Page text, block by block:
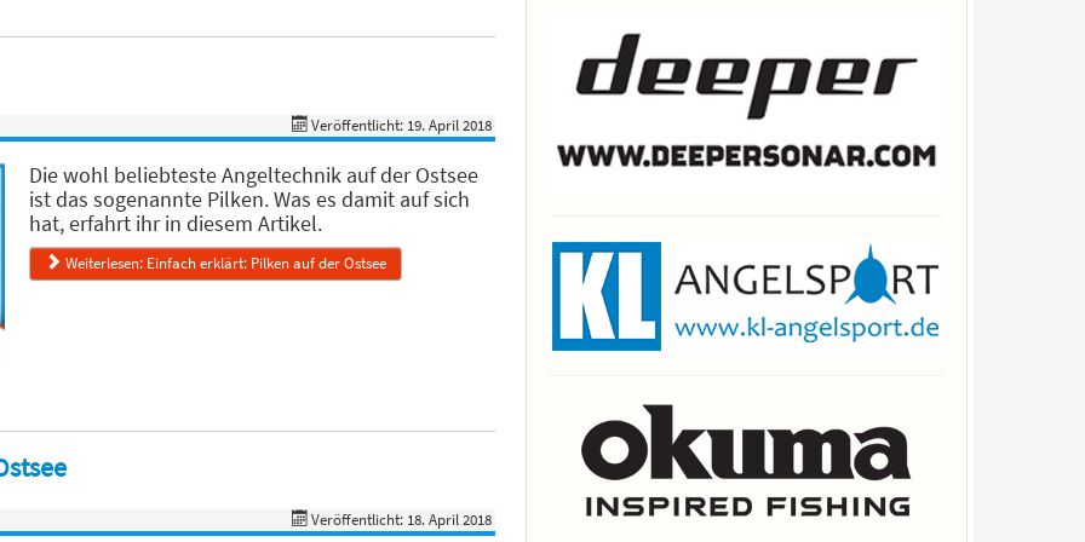
Veröffentlicht: 19. April 2018
Die wohl beliebteste Angeltechnik auf der Ostsee
ist das sogenannte Pilken. Was es damit auf sich
hat, erfahrt ihr in diesem Artikel.
Weiterlesen: Einfach erklärt: Pilken auf der Ostsee
Veröffentlicht: 18. April 2018